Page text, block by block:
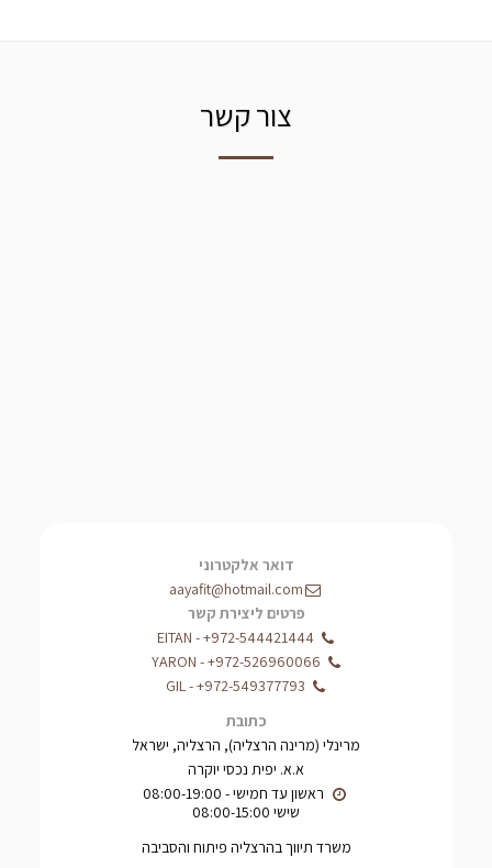
צור קשר
דואר אלקטרוני
aayafit@hotmail.com
פרטים ליצירת קשר
+972-544421444
-
EITAN
+972-526960066
-
YARON
+972-549377793
-
GIL
כתובת
מרינלי (מרינה הרצליה), הרצליה, ישראל
א.א. יפית נכסי יוקרה
שישי 08:00-15:00
משרד תיווך בהרצליה פיתוח והסביבה